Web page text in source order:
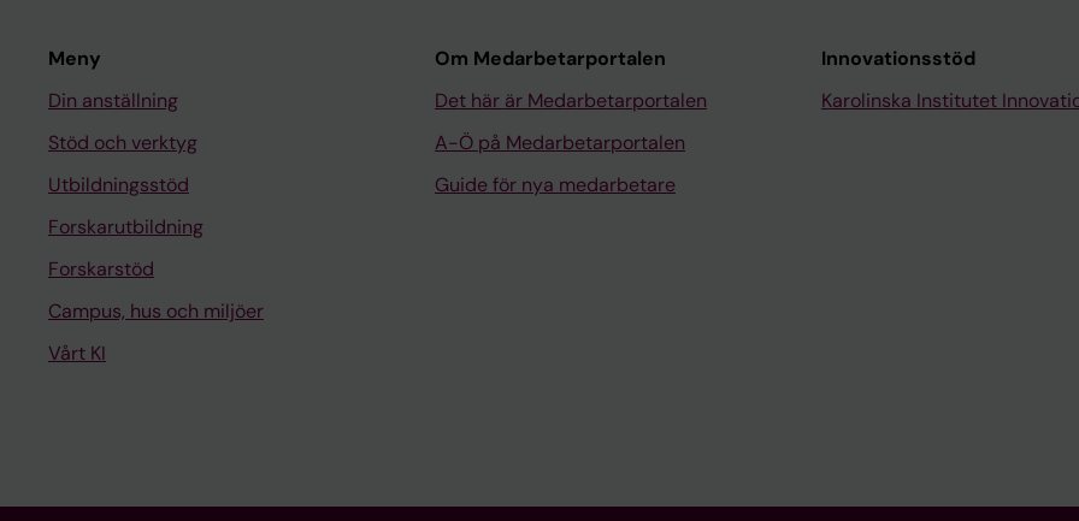
Meny
Din anställning
Stöd och verktyg
Utbildningsstöd
Forskarutbildning
Forskarstöd
Campus, hus och miljöer
Vårt KI
Om Medarbetarportalen
Det här är Medarbetarportalen
A-Ö på Medarbetarportalen
Guide för nya medarbetare
Innovationsstöd
Karolinska Institutet